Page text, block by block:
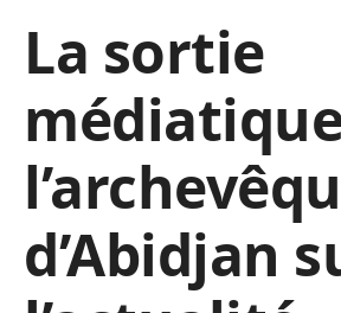
La sortie
d’Abidjan